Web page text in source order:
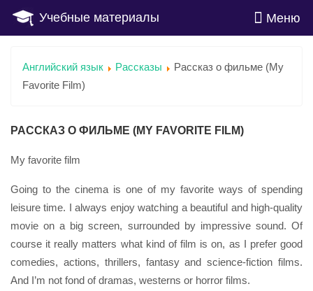
Учебные материалы Меню
Английский язык Рассказы
Рассказ о фильме (My
Favorite Film)
РАССКАЗ О ФИЛЬМЕ (MY FAVORITE FILM)
My favorite film
Going to the cinema is one of my favorite ways of spending
leisure time. I always enjoy watching a beautiful and high-quality
movie on a big screen, surrounded by impressive sound. Of
course it really matters what kind of film is on, as I prefer good
comedies, actions, thrillers, fantasy and science-fiction films.
And I’m not fond of dramas, westerns or horror films.